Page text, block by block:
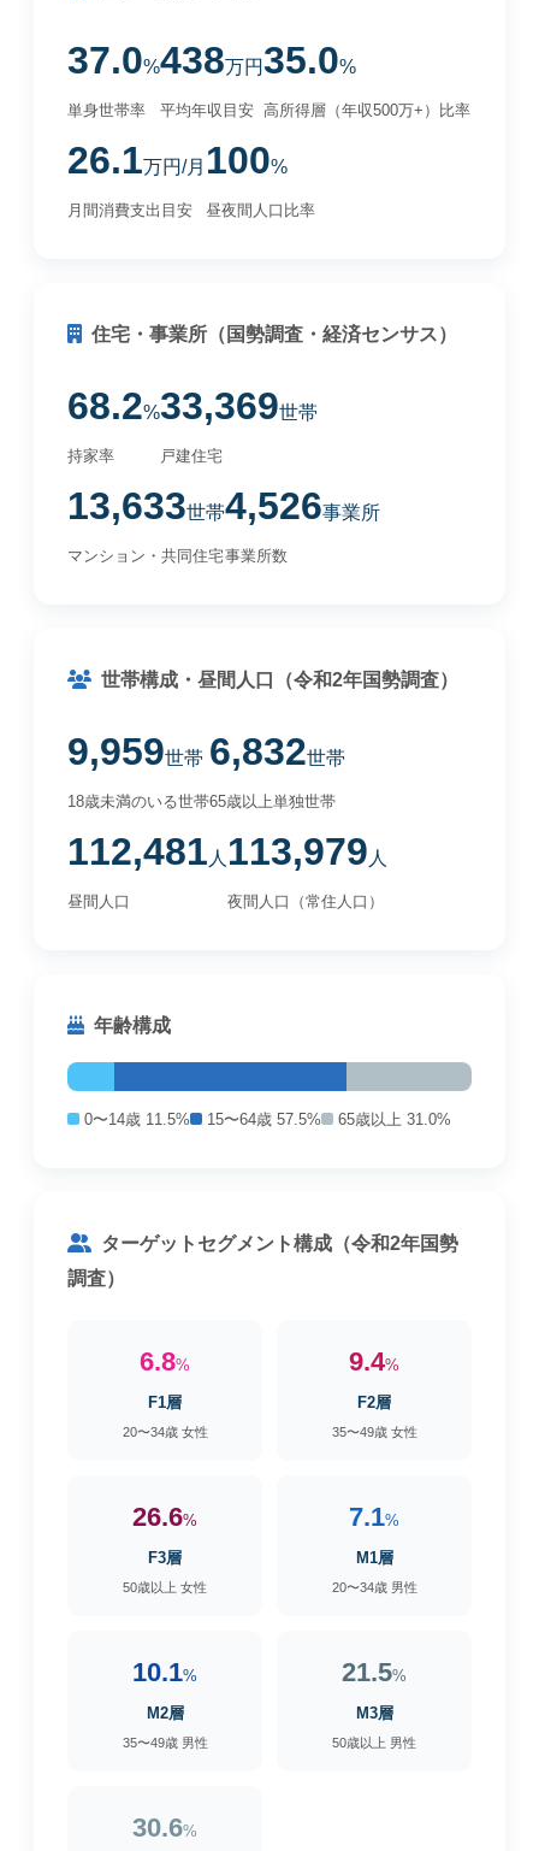
37.0%
単身世帯率
438万円
平均年収目安
35.0%
高所得層（年収500万+）比率
26.1万円/月
月間消費支出目安
100%
昼夜間人口比率
住宅・事業所（国勢調査・経済センサス）
68.2%
持家率
33,369世帯
戸建住宅
13,633世帯
マンション・共同住宅
4,526事業所
事業所数
世帯構成・昼間人口（令和2年国勢調査）
9,959世帯
18歳未満のいる世帯
6,832世帯
65歳以上単独世帯
112,481 人
昼間人口
113,979 人
夜間人口（常住人口）
年齢構成
0〜14歳 11.5% 15〜64歳 57.5% 65歳以上 31.0%
ターゲットセグメント構成（令和2年国勢
調査）
6.8%
F1層
20〜34歳 女性
9.4%
F2層
35〜49歳 女性
26.6%
F3層
50歳以上 女性
7.1%
M1層
20〜34歳 男性
10.1%
M2層
35〜49歳 男性
21.5%
M3層
50歳以上 男性
30.6%